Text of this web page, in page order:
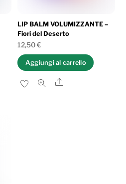
LIP BALM VOLUMIZZANTE –
Fiori del Deserto
12,50€
Aggiungi al carrello
Share